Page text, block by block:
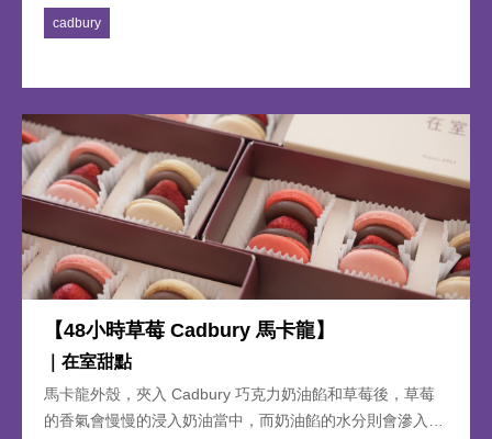
搭配手工秘製的 BBQ 手撕豬、新鮮生菜以及令人驚喜的
Cadbury 巧克力醬和碎，營造出完美的甜鹹口感，每一口都
融合超過 13 種歐式香料與豬肉，口感豐富，一嚐即知是極
致美味的享受！
cadbury
【48小時草莓 Cadbury 馬卡龍】
｜在室甜點
馬卡龍外殼，夾入 Cadbury 巧克力奶油餡和草莓後，草莓
的香氣會慢慢的浸入奶油當中，而奶油餡的水分則會滲入馬